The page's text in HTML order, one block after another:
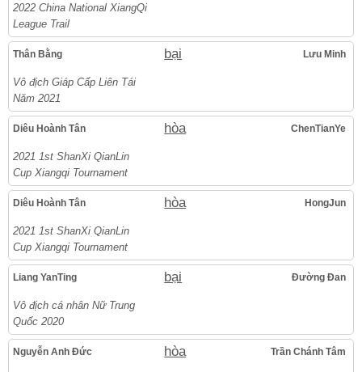
2022 China National XiangQi
League Trail
Thân Bằng bại Lưu Minh
Vô địch Giáp Cấp Liên Tái
Năm 2021
Diêu Hoành Tân hòa ChenTianYe
2021 1st ShanXi QianLin
Cup Xiangqi Tournament
Diêu Hoành Tân hòa HongJun
2021 1st ShanXi QianLin
Cup Xiangqi Tournament
Liang YanTing bại Đường Đan
Vô địch cá nhân Nữ Trung
Quốc 2020
Nguyễn Anh Đức hòa Trần Chánh Tâm